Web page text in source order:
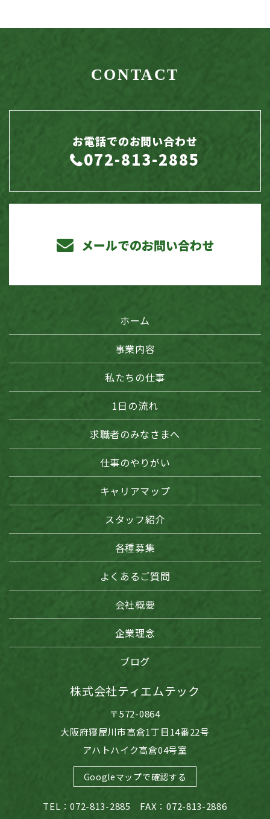
CONTACT
お電話でのお問い合わせ
072-813-2885
メールでのお問い合わせ
ホーム
事業内容
私たちの仕事
1日の流れ
求職者のみなさまへ
仕事のやりがい
キャリアマップ
スタッフ紹介
各種募集
よくあるご質問
会社概要
企業理念
ブログ
株式会社ティエムテック
〒572-0864
大阪府寝屋川市高倉1丁目14番22号
アハトハイク高倉04号室
Googleマップで確認する
TEL：072-813-2885 FAX：072-813-2886